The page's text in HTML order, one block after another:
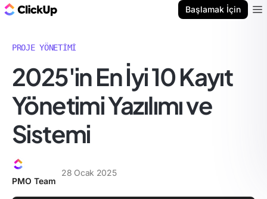
Başlamak İçin
PROJE YÖNETIMI
2025'in En İyi 10 Kayıt
Yönetimi Yazılımı ve
Sistemi
PMO Team
28 Ocak 2025